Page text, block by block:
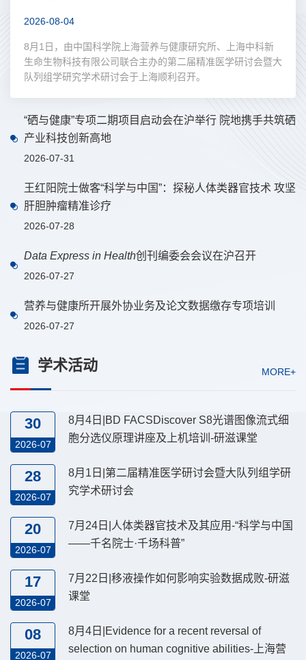
2026-08-04
8月1日，由中国科学院上海营养与健康研究所、上海中科新
生命生物科技有限公司联合主办的第二届精准医学研讨会暨大
队列组学研究学术研讨会于上海顺利召开。
“硒与健康”专项二期项目启动会在沪举行 院地携手共筑硒
产业科技创新高地
2026-07-31
王红阳院士做客“科学与中国”：探秘人体类器官技术 攻坚
肝胆肿瘤精准诊疗
2026-07-28
Data Express in Health创刊编委会会议在沪召开
2026-07-27
营养与健康所开展外协业务及论文数据缴存专项培训
2026-07-27
学术活动 MORE+
30
2026-07
8月4日|BD FACSDiscover S8光谱图像流式细
胞分选仪原理讲座及上机培训-研滋课堂
28
2026-07
8月1日|第二届精准医学研讨会暨大队列组学研
究学术研讨会
20
2026-07
7月24日|人体类器官技术及其应用-“科学与中国
——千名院士·千场科普”
17
2026-07
7月22日|移液操作如何影响实验数据成败-研滋
课堂
08
2026-07
8月4日|Evidence for a recent reversal of
selection on human cognitive abilities-上海营